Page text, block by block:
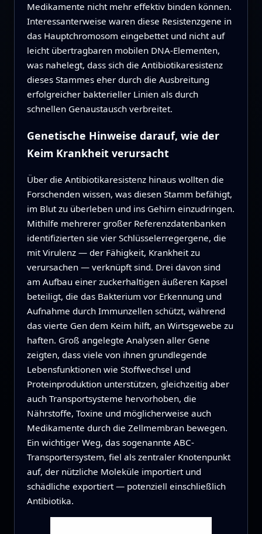
Medikamente nicht mehr effektiv binden können.
Interessanterweise waren diese Resistenzgene in
das Hauptchromosom eingebettet und nicht auf
leicht übertragbaren mobilen DNA-Elementen,
was nahelegt, dass sich die Antibiotikaresistenz
dieses Stammes eher durch die Ausbreitung
erfolgreicher bakterieller Linien als durch
schnellen Genaustausch verbreitet.
Genetische Hinweise darauf, wie der
Keim Krankheit verursacht
Über die Antibiotikaresistenz hinaus wollten die
Forschenden wissen, was diesen Stamm befähigt,
im Blut zu überleben und ins Gehirn einzudringen.
Mithilfe mehrerer großer Referenzdatenbanken
identifizierten sie vier Schlüsselerregergene, die
mit Virulenz — der Fähigkeit, Krankheit zu
verursachen — verknüpft sind. Drei davon sind
am Aufbau einer zuckerhaltigen äußeren Kapsel
beteiligt, die das Bakterium vor Erkennung und
Aufnahme durch Immunzellen schützt, während
das vierte Gen dem Keim hilft, an Wirtsgewebe zu
haften. Groß angelegte Analysen aller Gene
zeigten, dass viele von ihnen grundlegende
Lebensfunktionen wie Stoffwechsel und
Proteinproduktion unterstützen, gleichzeitig aber
auch Transportsysteme hervorhoben, die
Nährstoffe, Toxine und möglicherweise auch
Medikamente durch die Zellmembran bewegen.
Ein wichtiger Weg, das sogenannte ABC-
Transportersystem, fiel als zentraler Knotenpunkt
auf, der nützliche Moleküle importiert und
schädliche exportiert — potenziell einschließlich
Antibiotika.